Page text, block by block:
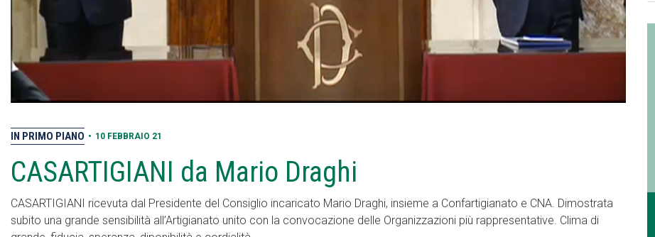
IN PRIMO PIANO • 10 FEBBRAIO 21
CASARTIGIANI da Mario Draghi
CASARTIGIANI ricevuta dal Presidente del Consiglio incaricato Mario Draghi, insieme a Confartigianato e CNA. Dimostrata
subito una grande sensibilità all’Artigianato unito con la convocazione delle Organizzazioni più rappresentative. Clima di